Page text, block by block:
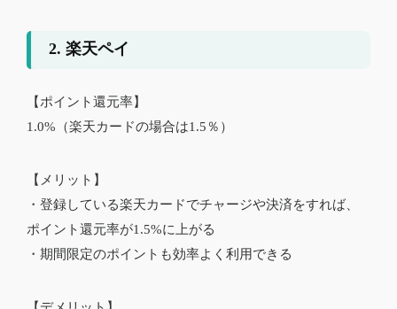
2. 楽天ペイ
【ポイント還元率】
1.0%（楽天カードの場合は1.5％）
【メリット】
・登録している楽天カードでチャージや決済をすれば、
ポイント還元率が1.5%に上がる
・期間限定のポイントも効率よく利用できる